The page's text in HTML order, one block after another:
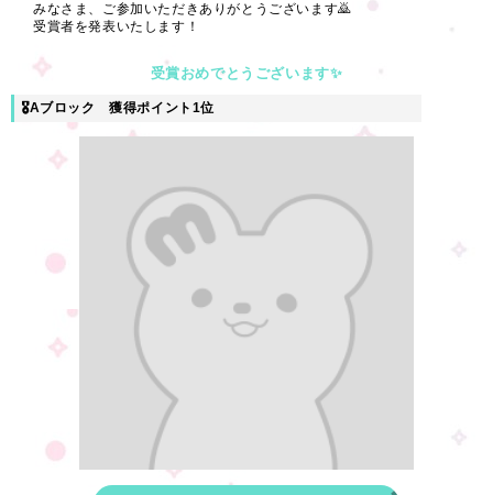
みなさま、ご参加いただきありがとうございます🙇
受賞者を発表いたします！
受賞おめでとうございます✨
🎖Aブロック 獲得ポイント1位